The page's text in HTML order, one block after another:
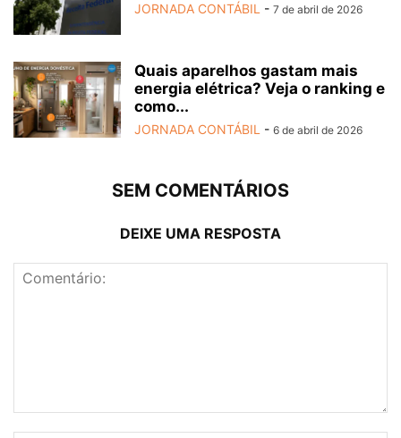
JORNADA CONTÁBIL - 7 de abril de 2026
Quais aparelhos gastam mais
energia elétrica? Veja o ranking e
como...
JORNADA CONTÁBIL - 6 de abril de 2026
SEM COMENTÁRIOS
DEIXE UMA RESPOSTA